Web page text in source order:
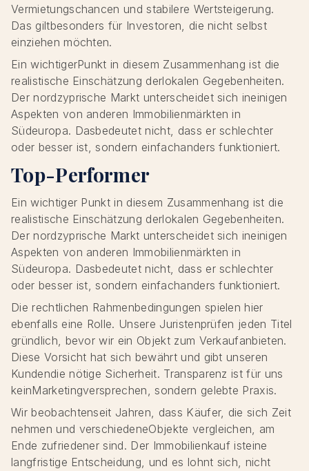
Vermietungschancen und stabilere Wertsteigerung.
Das giltbesonders für Investoren, die nicht selbst
einziehen möchten.
Ein wichtigerPunkt in diesem Zusammenhang ist die
realistische Einschätzung derlokalen Gegebenheiten.
Der nordzyprische Markt unterscheidet sich ineinigen
Aspekten von anderen Immobilienmärkten in
Südeuropa. Dasbedeutet nicht, dass er schlechter
oder besser ist, sondern einfachanders funktioniert.
Top-Performer
Ein wichtiger Punkt in diesem Zusammenhang ist die
realistische Einschätzung derlokalen Gegebenheiten.
Der nordzyprische Markt unterscheidet sich ineinigen
Aspekten von anderen Immobilienmärkten in
Südeuropa. Dasbedeutet nicht, dass er schlechter
oder besser ist, sondern einfachanders funktioniert.
Die rechtlichen Rahmenbedingungen spielen hier
ebenfalls eine Rolle. Unsere Juristenprüfen jeden Titel
gründlich, bevor wir ein Objekt zum Verkaufanbieten.
Diese Vorsicht hat sich bewährt und gibt unseren
Kundendie nötige Sicherheit. Transparenz ist für uns
keinMarketingversprechen, sondern gelebte Praxis.
Wir beobachtenseit Jahren, dass Käufer, die sich Zeit
nehmen und verschiedeneObjekte vergleichen, am
Ende zufriedener sind. Der Immobilienkauf isteine
langfristige Entscheidung, und es lohnt sich, nicht